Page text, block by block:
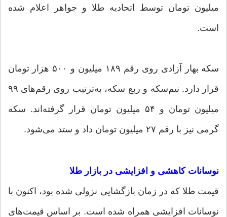
میلیون تومان توسط اتحادیه طلا و جواهر اعلام شده
است.
سکه بهار آزادی روی رقم ۱۸۹ میلیون و ۵۰۰ هزار تومان
قرار دارد. نیم‌سکه و ربع سکه، به‌ترتیب روی رقم‌های ۹۹
میلیون تومان و ۵۴ میلیون تومان قرار گرفته‌اند. سکه
گرمی نیز با رقم ۲۷ میلیون تومان داد و ستد می‌شود.
نوسانات کاهشی و افزایشی در بازار طلا
قیمت طلا که در زمان بازگشایی نزولی شده بود، اکنون با
نوسانات افزایشی همراه شده است. بر اساس قیمت‌های